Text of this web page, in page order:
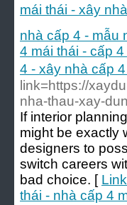
mái thái - xây
nhà cấp 4 - mẫu
4 mái thái - cấp
4 - xây nhà cấp
link=https://
nha-thau-xay-
If interior
might be exactly
designers to
switch careers
bad choice. [
thái - nhà cấp 4